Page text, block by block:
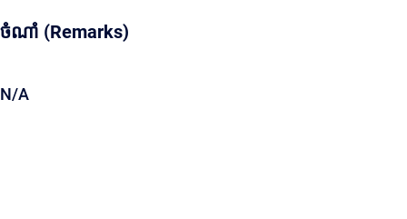
ចំណាំ (Remarks)
N/A